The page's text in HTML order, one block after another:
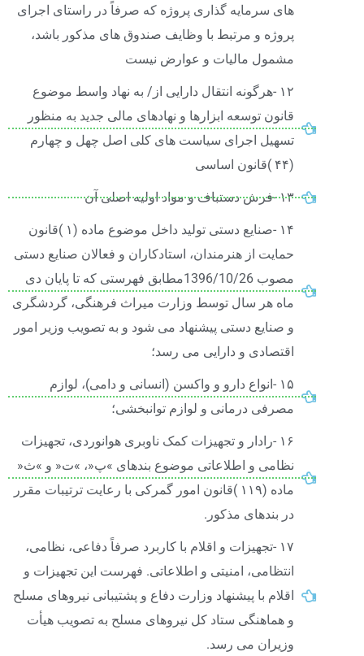
های سرمایه گذاری پروژه که صرفاً در راستای اجرای
پروژه و مرتبط با وظایف صندوق های مذکور باشد،
مشمول مالیات و عوارض نیست
۱۲ -هرگونه انتقال دارایی از/ به نهاد واسط موضوع
قانون توسعه ابزارها و نهادهای مالی جدید به منظور
تسهیل اجرای سیاست های کلی اصل چهل و چهارم
(۴۴ )قانون اساسی
۱۳ -فرش دستباف و مواد اولیه اصلی آن
۱۴ -صنایع دستی تولید داخل موضوع ماده (۱ )قانون
حمایت از هنرمندان، استادکاران و فعالان صنایع دستی
مصوب 1396/10/26مطابق فهرستی که تا پایان دی
ماه هر سال توسط وزارت میراث فرهنگی، گردشگری
و صنایع دستی پیشنهاد می شود و به تصویب وزیر امور
اقتصادی و دارایی می رسد؛
۱۵ -انواع دارو و واکسن (انسانی و دامی)، لوازم
مصرفی درمانی و لوازم توانبخشی؛
۱۶ -رادار و تجهیزات کمک ناوبری هوانوردی، تجهیزات
نظامی و اطلاعاتی موضوع بندهای »پ«، »ت« و »ث«
ماده (۱۱۹ )قانون امور گمرکی با رعایت ترتیبات مقرر
در بندهای مذکور.
۱۷ -تجهیزات و اقلام با کاربرد صرفاً دفاعی، نظامی،
انتظامی، امنیتی و اطلاعاتی. فهرست این تجهیزات و
اقلام با پیشنهاد وزارت دفاع و پشتیبانی نیروهای مسلح
و هماهنگی ستاد کل نیروهای مسلح به تصویب هیأت
وزیران می رسد.